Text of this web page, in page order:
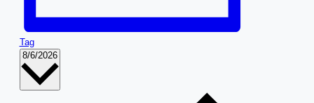
Tag
8/6/2026